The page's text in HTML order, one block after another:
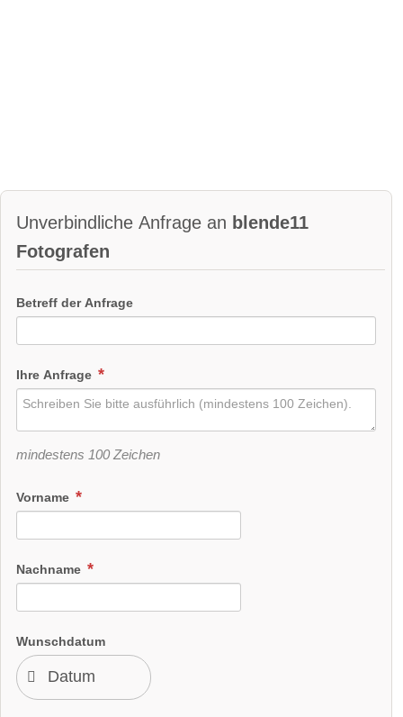
Unverbindliche Anfrage an blende11
Fotografen
Betreff der Anfrage
Ihre Anfrage
mindestens 100 Zeichen
Vorname
Nachname
Wunschdatum